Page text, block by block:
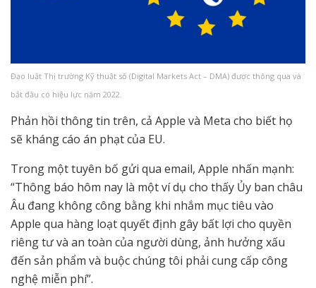
Đạo luật Thị trường Kỹ thuật số (Digital Markets Act – DMA) được thông qua và
bắt đầu có hiệu lực năm 2022.
Phản hồi thông tin trên, cả Apple và Meta cho biết họ
sẽ kháng cáo án phạt của EU.
Trong một tuyên bố gửi qua email, Apple nhấn mạnh:
“Thông báo hôm nay là một ví dụ cho thấy Ủy ban châu
Âu đang không công bằng khi nhắm mục tiêu vào
Apple qua hàng loạt quyết định gây bất lợi cho quyền
riêng tư và an toàn của người dùng, ảnh hưởng xấu
đến sản phẩm và buộc chúng tôi phải cung cấp công
nghệ miễn phí”.